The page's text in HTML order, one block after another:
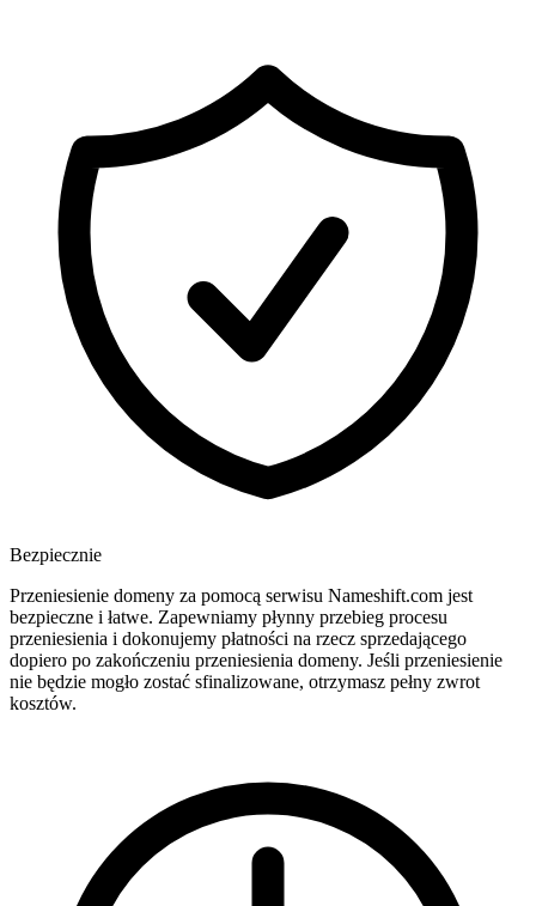
Bezpiecznie
Przeniesienie domeny za pomocą serwisu Nameshift.com jest
bezpieczne i łatwe. Zapewniamy płynny przebieg procesu
przeniesienia i dokonujemy płatności na rzecz sprzedającego
dopiero po zakończeniu przeniesienia domeny. Jeśli przeniesienie
nie będzie mogło zostać sfinalizowane, otrzymasz pełny zwrot
kosztów.